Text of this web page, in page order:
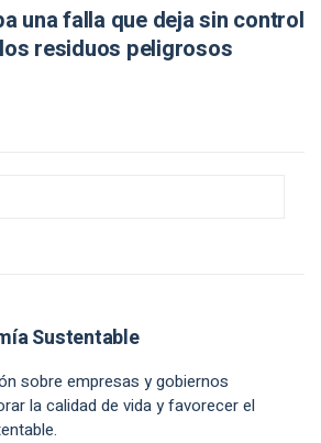
una falla que deja sin control
residuos peligrosos
Sustentable
sobre empresas y gobiernos
la calidad de vida y favorecer el